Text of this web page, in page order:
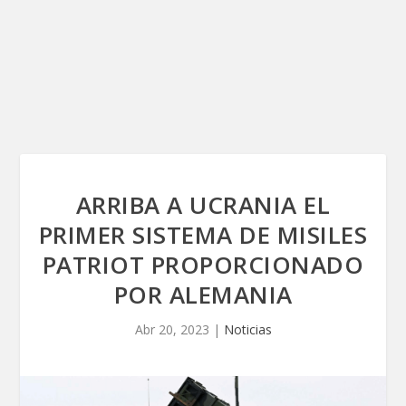
ARRIBA A UCRANIA EL
PRIMER SISTEMA DE MISILES
PATRIOT PROPORCIONADO
POR ALEMANIA
Abr 20, 2023 | Noticias